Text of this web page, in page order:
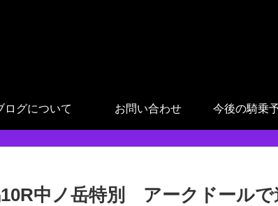
ログについて お問い合わせ 今後の騎乗
10R中ノ岳特別 アークドール